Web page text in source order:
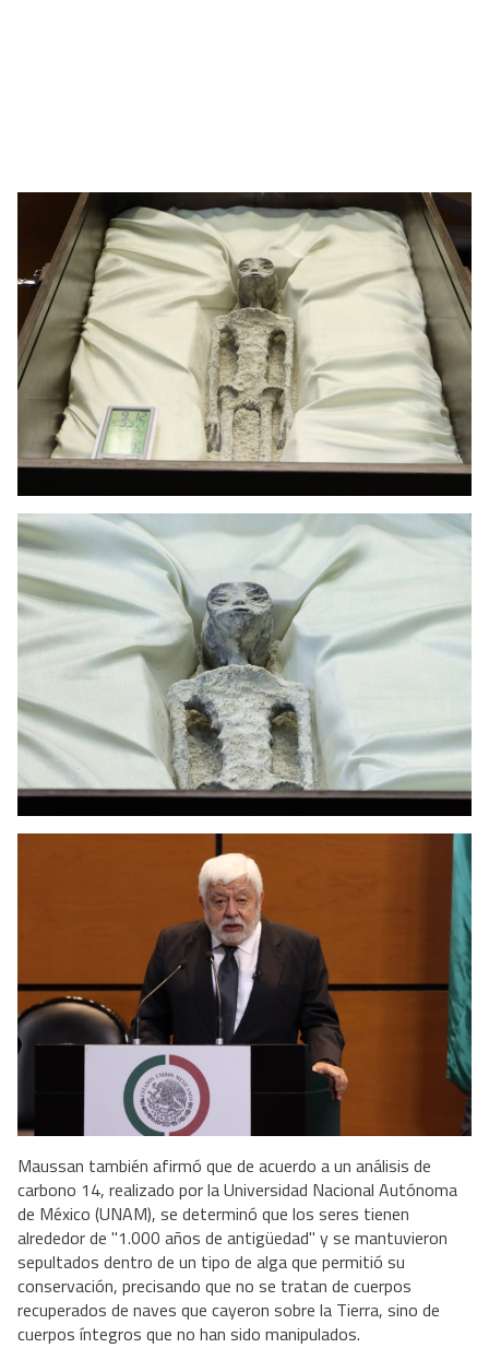
Maussan también afirmó que de acuerdo a un análisis de
carbono 14, realizado por la Universidad Nacional Autónoma
de México (UNAM), se determinó que los seres tienen
alrededor de "1.000 años de antigüedad" y se mantuvieron
sepultados dentro de un tipo de alga que permitió su
conservación, precisando que no se tratan de cuerpos
recuperados de naves que cayeron sobre la Tierra, sino de
cuerpos íntegros que no han sido manipulados.